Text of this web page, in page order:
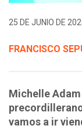
25 DE JUNIO DE
FRANCISCO
Michelle
vamos a ir